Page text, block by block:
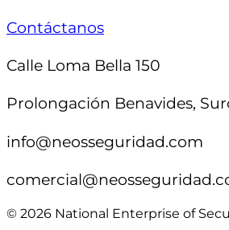
Contáctanos
Calle Loma Bella 150
Prolongación Benavides,
info@neosseguridad.com
© 2026 National Enterprise of